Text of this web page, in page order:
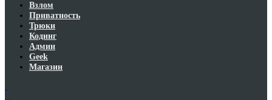
Взлом
Приватность
Трюки
Кодинг
Админ
Geek
Магазин